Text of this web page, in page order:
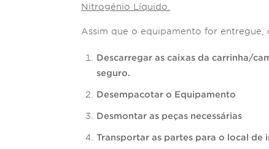
Nitrogénio Líquido.
Assim que o equipamento for entregue,
Descarregar as caixas da carrinha/
seguro.
Desempacotar o Equipamento
Desmontar as peças necessárias
Transportar as partes para o local de